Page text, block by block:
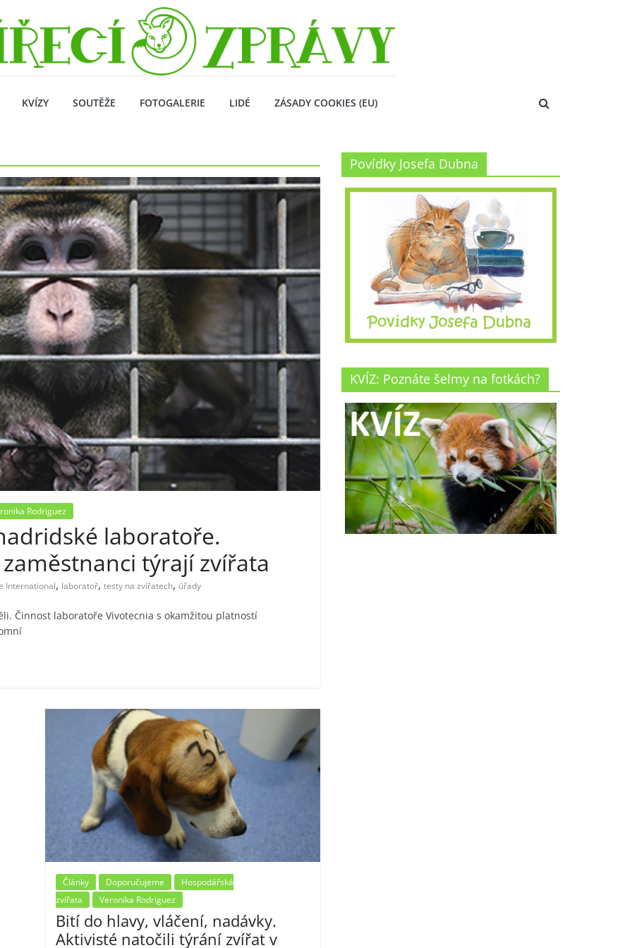
KVÍZY SOUTĚŽE FOTOGALERIE LIDÉ ZÁSADY COOKIES (EU)
Rodriguez
laboratoře.
týrají zvířata
International, laboratoř, testy na zvířatech, úřady
Činnost laboratoře Vivotecnia s okamžitou platností
Články Doporučujeme
Hospodářská
zvířata
Veronika Rodriguez
Bití do hlavy, vláčení, nadávky.
Aktivisté natočili týrání zvířat v
Povídky Josefa Dubna
KVÍZ: Poznáte šelmy na fotkách?